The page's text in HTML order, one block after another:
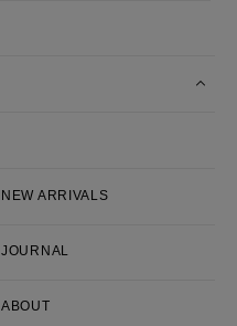
NEW ARRIVALS
JOURNAL
ABOUT